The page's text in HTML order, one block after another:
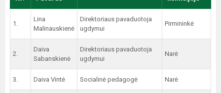
1.
Lina
Malinauskienė
Direktoriaus pavaduotoja
ugdymui
Pirmininkė
2.
Daiva
Sabanskienė
Direktoriaus pavaduotoja
ugdymui
Narė
3. Daiva Vintė Socialinė pedagogė Narė